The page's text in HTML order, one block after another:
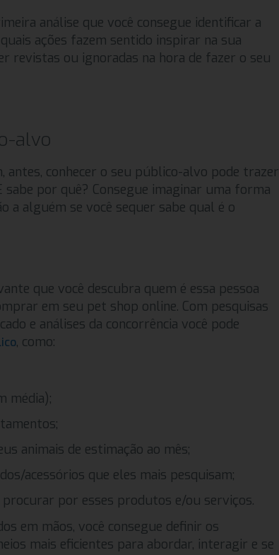
análise que você consegue identificar a
ações fazem sentido inspirar na sua
revistas ou ignoradas na hora de fazer o seu
alvo
antes, conhecer o seu público-alvo pode trazer
sabe por quê? Consegue imaginar uma forma
a alguém se você sequer sabe qual é o
que você descubra quem é essa pessoa
em seu pet shop online. Com pesquisas
e análises da concorrência você pode
, como:
média);
animais de estimação ao mês;
acessórios que eles mais pesquisam;
por esses produtos e/ou serviços.
em mãos, você consegue definir os
mais eficientes para abordar, interagir e se